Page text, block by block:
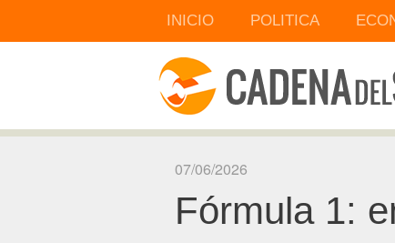
INICIO POLITICA
07/06/2026
Fórmula 1: